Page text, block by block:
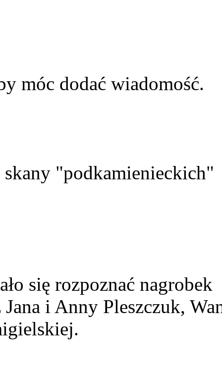
móc dodać wiadomość.
"podkamienieckich"
się rozpoznać nagrobek
i Anny Pleszczuk,